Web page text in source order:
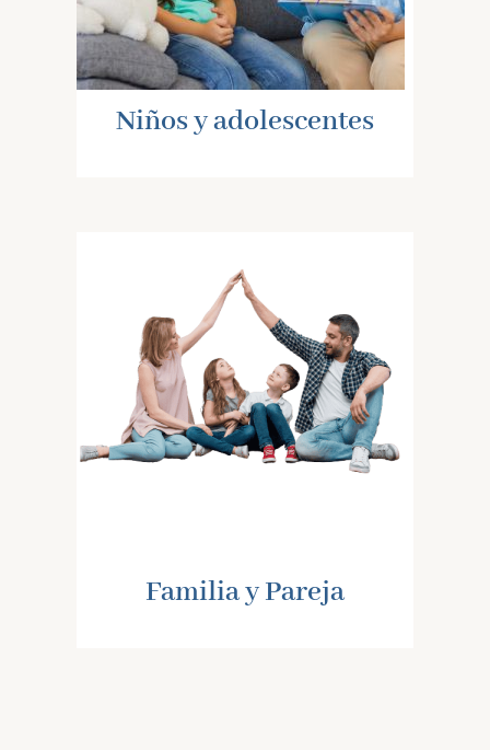
Niños y adolescentes
Familia y Pareja